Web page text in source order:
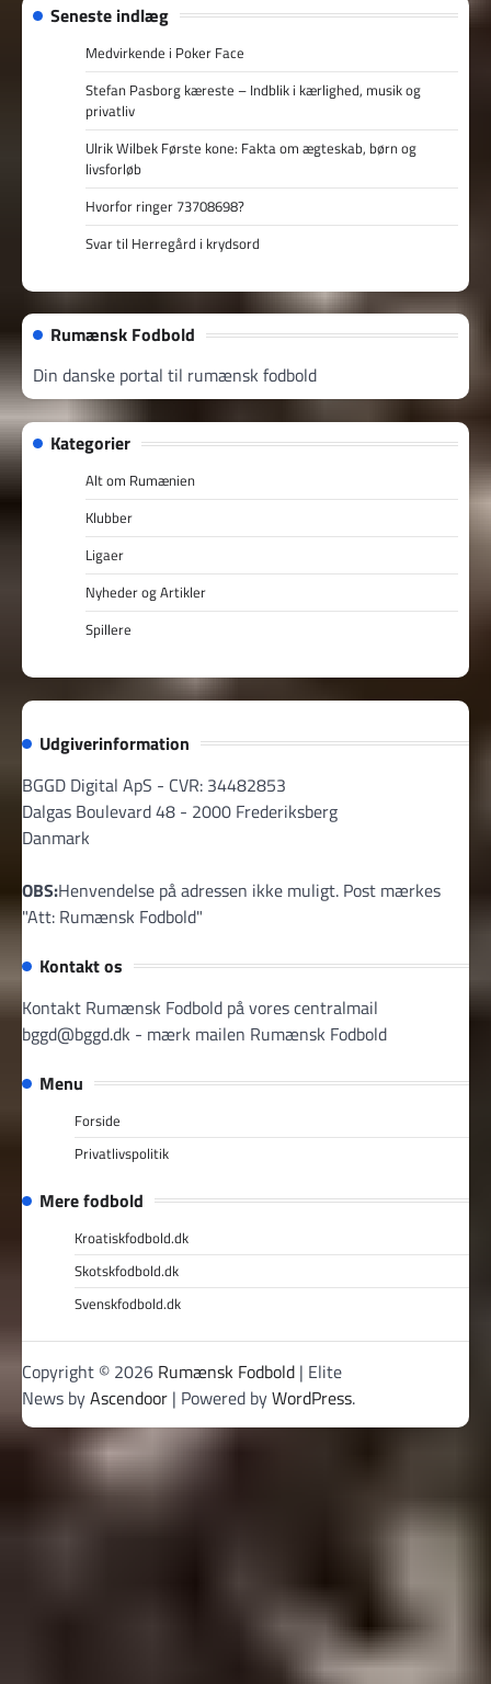
Seneste indlæg
Medvirkende i Poker Face
Stefan Pasborg kæreste – Indblik i kærlighed, musik og
privatliv
Ulrik Wilbek Første kone: Fakta om ægteskab, børn og
livsforløb
Hvorfor ringer 73708698?
Svar til Herregård i krydsord
Rumænsk Fodbold
Din danske portal til rumænsk fodbold
Kategorier
Alt om Rumænien
Klubber
Ligaer
Nyheder og Artikler
Spillere
Udgiverinformation
BGGD Digital ApS - CVR: 34482853
Dalgas Boulevard 48 - 2000 Frederiksberg
Danmark
OBS:Henvendelse på adressen ikke muligt. Post mærkes
"Att: Rumænsk Fodbold"
Kontakt os
Kontakt Rumænsk Fodbold på vores centralmail
bggd@bggd.dk - mærk mailen Rumænsk Fodbold
Menu
Forside
Privatlivspolitik
Mere fodbold
Kroatiskfodbold.dk
Skotskfodbold.dk
Svenskfodbold.dk
Copyright © 2026 Rumænsk Fodbold | Elite
News byAscendoor | Powered byWordPress.